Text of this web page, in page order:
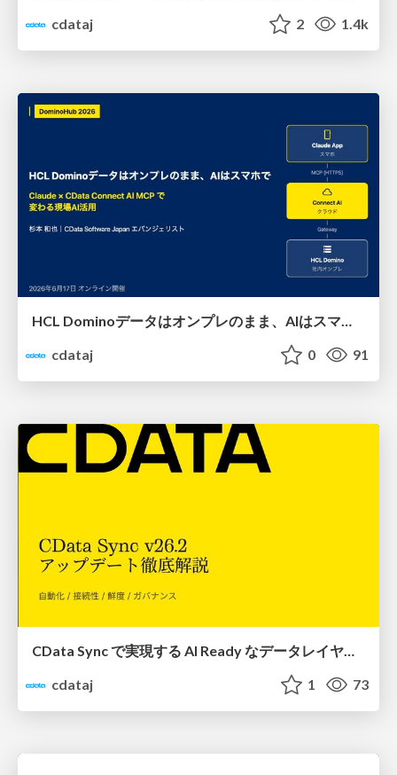
cdataj
2 1.4k
HCL Dominoデータはオンプレのまま、AIはスマホで：Claude × CData Connect AI MCPで変わる現場AI活用
cdataj
0 91
CData Sync で実現する AI Ready なデータレイヤー - 最新アップデート徹底解説【v26.2】
cdataj
1 73